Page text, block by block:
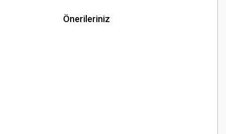
Önerileriniz